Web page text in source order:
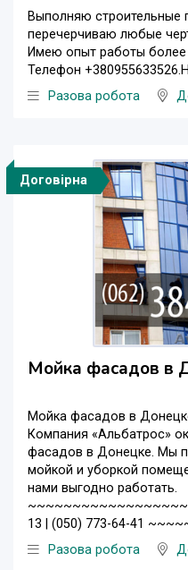
Выполняю строительные
перечерчиваю любые
Имею опыт работы более
Телефон
Разова робота
Договірна
Мойка фасадов в
Мойка фасадов в
Компания «Альбатрос»
фасадов в Донецке. Мы
мойкой и уборкой
нами выгодно работать.
13 | (050) 773-64-41
Разова робота